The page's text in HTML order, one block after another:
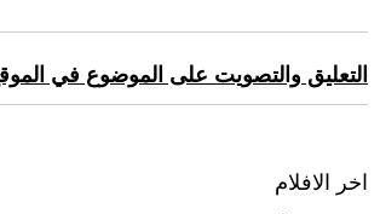
التعليق والتصويت على الموضوع في
اخر الافلام